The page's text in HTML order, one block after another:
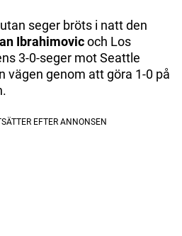
seger bröts i natt den
Ibrahimovicoch Los
3-0-seger mot Seattle
vägen genom att göra 1-0 på